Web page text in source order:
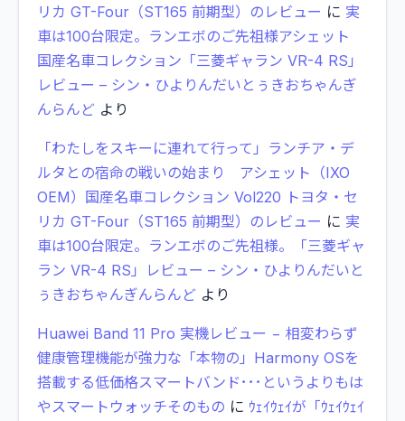
リカ GT-Four（ST165 前期型）のレビュー に 実
車は100台限定。ランエボのご先祖様アシェット
国産名車コレクション「三菱ギャラン VR-4 RS」
レビュー – シン・ひよりんだいとぅきおちゃんぎ
んらんど より
「わたしをスキーに連れて行って」ランチア・デ
ルタとの宿命の戦いの始まり アシェット（IXO
OEM）国産名車コレクション Vol220 トヨタ・セ
リカ GT-Four（ST165 前期型）のレビュー に 実
車は100台限定。ランエボのご先祖様。「三菱ギャ
ラン VR-4 RS」レビュー – シン・ひよりんだいと
ぅきおちゃんぎんらんど より
Huawei Band 11 Pro 実機レビュー − 相変わらず
健康管理機能が強力な「本物の」Harmony OSを
搭載する低価格スマートバンド･･･というよりもは
やスマートウォッチそのもの に ｳｪｲｳｪｲが「ｳｪｲｳｪｲ